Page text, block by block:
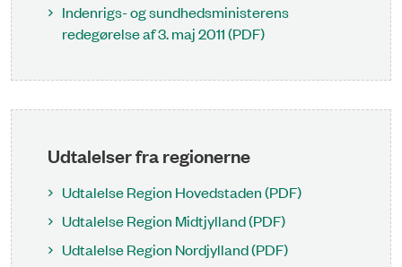
Indenrigs- og sundhedsministerens
redegørelse af 3. maj 2011 (PDF)
Udtalelser fra regionerne
Udtalelse Region Hovedstaden (PDF)
Udtalelse Region Midtjylland (PDF)
Udtalelse Region Nordjylland (PDF)